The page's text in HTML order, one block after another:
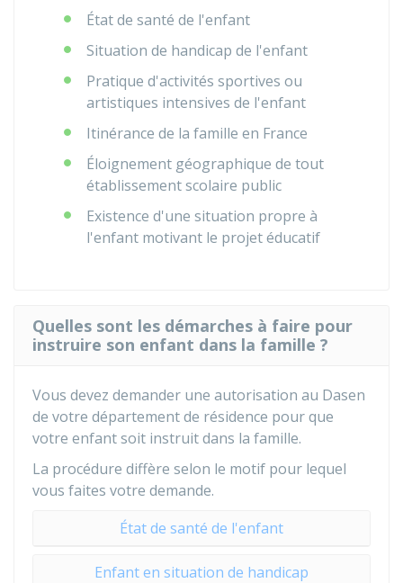
État de santé de l'enfant
Situation de handicap de l'enfant
Pratique d'activités sportives ou
artistiques intensives de l'enfant
Itinérance de la famille en France
Éloignement géographique de tout
établissement scolaire public
Existence d'une situation propre à
l'enfant motivant le projet éducatif
Quelles sont les démarches à faire pour
instruire son enfant dans la famille ?
Vous devez demander une autorisation au Dasen
de votre département de résidence pour que
votre enfant soit instruit dans la famille.
La procédure diffère selon le motif pour lequel
vous faites votre demande.
État de santé de l'enfant
Enfant en situation de handicap